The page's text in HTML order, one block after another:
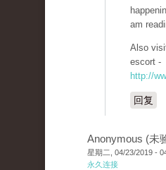
am
Also
escort -
http://
回复
Anonymous (未
星期二, 04/23/2019 -
永久连接